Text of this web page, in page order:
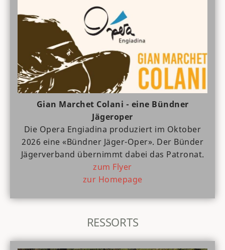
Gian Marchet Colani - eine Bündner
Jägeroper
Die Opera Engiadina produziert im Oktober
2026 eine «Bündner Jäger-Oper». Der Bünder
Jägerverband übernimmt dabei das Patronat.
zum Flyer
zur Homepage
RESSORTS